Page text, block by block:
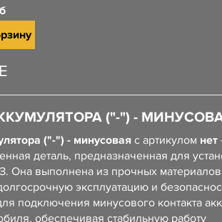
("-") -
("-") - минусовая с артикулом нет
деталь, предназначенная для
Она выполнена из прочных
эксплуатацию и
подключения минусового контакта
обеспечивая стабильную работу